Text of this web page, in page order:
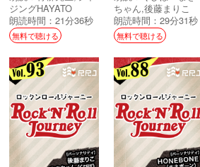
ジングHAYATO
朗読時間：21分36秒
無料で聴ける
ちゃん,後藤まりこ
朗読時間：29分31秒
無料で聴ける